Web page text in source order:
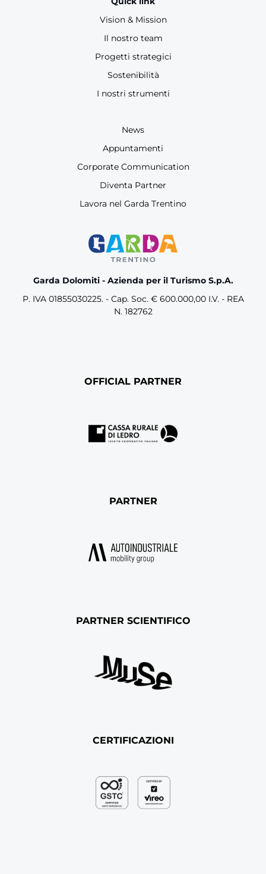
Garda Dolomiti - Azienda per il Turismo S.p.A.
P. IVA 01855030225. - Cap. Soc. € 600.000,00 I.V. - REA
N. 182762
Vision & Mission
Il nostro team
Progetti strategici
Sostenibilità
I nostri strumenti
News
Appuntamenti
Corporate Communication
Diventa Partner
Lavora nel Garda Trentino
OFFICIAL PARTNER
PARTNER
PARTNER SCIENTIFICO
CERTIFICAZIONI